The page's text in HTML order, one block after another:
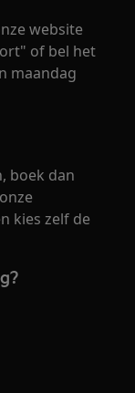
website
of bel het
maandag
boek dan
kies zelf de